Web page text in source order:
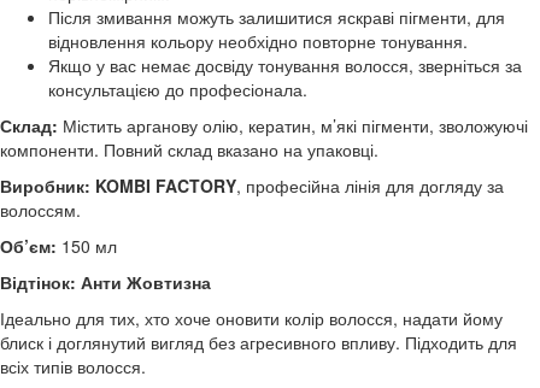
Після змивання можуть залишитися яскраві пігменти, для
відновлення кольору необхідно повторне тонування.
Якщо у вас немає досвіду тонування волосся, зверніться за
консультацією до професіонала.
Склад: Містить арганову олію, кератин, м’які пігменти, зволожуючі
компоненти. Повний склад вказано на упаковці.
Виробник: KOMBI FACTORY, професійна лінія для догляду за
волоссям.
Об’єм: 150 мл
Відтінок: Анти Жовтизна
Ідеально для тих, хто хоче оновити колір волосся, надати йому
блиск і доглянутий вигляд без агресивного впливу. Підходить для
всіх типів волосся.